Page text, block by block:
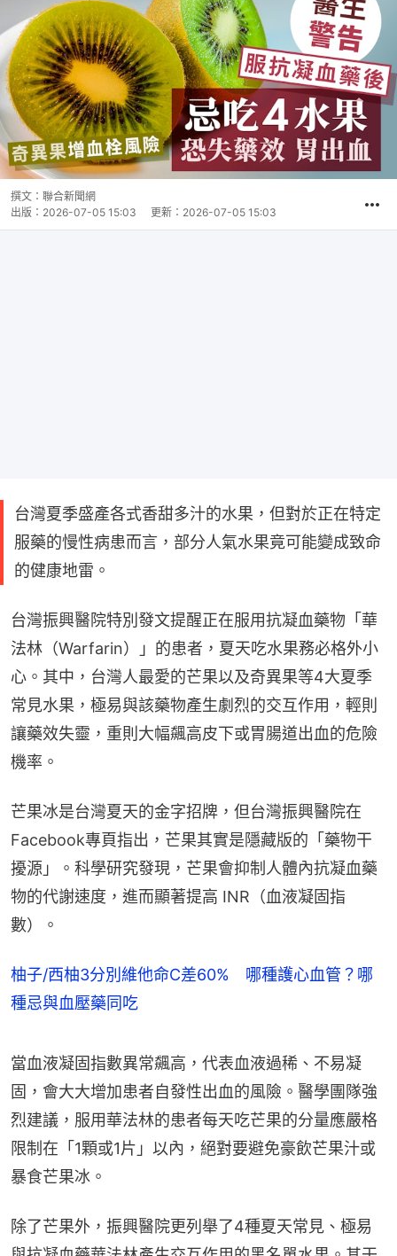
撰文： 聯合新聞網
出版： 2026-07-05 15:03 更新： 2026-07-05 15:03
台灣夏季盛產各式香甜多汁的水果，但對於正在特定
服藥的慢性病患而言，部分人氣水果竟可能變成致命
的健康地雷。
台灣振興醫院特別發文提醒正在服用抗凝血藥物「華
法林（Warfarin）」的患者，夏天吃水果務必格外小
心。其中，台灣人最愛的芒果以及奇異果等4大夏季
常見水果，極易與該藥物產生劇烈的交互作用，輕則
讓藥效失靈，重則大幅飆高皮下或胃腸道出血的危險
機率。
芒果冰是台灣夏天的金字招牌，但台灣振興醫院在
Facebook專頁指出，芒果其實是隱藏版的「藥物干
擾源」。科學研究發現，芒果會抑制人體內抗凝血藥
物的代謝速度，進而顯著提高 INR（血液凝固指
數）。
柚子/西柚3分別維他命C差60% 哪種護心血管？哪
種忌與血壓藥同吃
當血液凝固指數異常飆高，代表血液過稀、不易凝
固，會大大增加患者自發性出血的風險。醫學團隊強
烈建議，服用華法林的患者每天吃芒果的分量應嚴格
限制在「1顆或1片」以內，絕對要避免豪飲芒果汁或
暴食芒果冰。
除了芒果外，振興醫院更列舉了4種夏天常見、極易